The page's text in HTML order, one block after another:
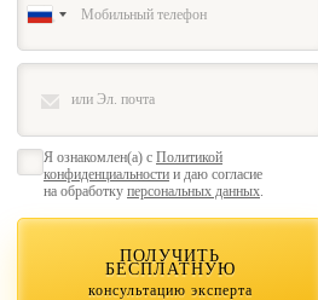
Я ознакомлен(а) с Политикой
конфиденциальности и даю согласие
на обработку персональных данных
ПОЛУЧИТЬ
БЕСПЛАТНУЮ
консультацию эксперта